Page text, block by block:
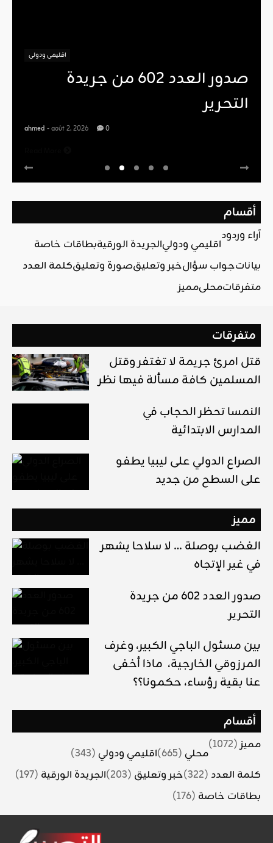
اقليمي ودولي
صدور العدد 602 من جريدة
التحرير
ahmed - août 2, 2026 0
أقسام
آراء وردود
اقليمي ودوليالجريدة الورقيةبطاقات خاصة
بياناتجواب سؤالخبر وتعليقصورة وتعليقكلمة العدد
متفرقاتمحليمميز
متفرقات
قتل امرئ جريمة لا تغتفر وقتل
المسلمين كافة مسألة فيها نظر
النمسا تحظر الحجاب في
المدارس الابتدائية
الصراع الدولي على ليبيا يطفو
على السطح من جديد
مميز
الغضب بوصلة … لا سلاحا يشهر
في غير الإتجاه
صدور العدد 602 من جريدة
التحرير
بين مسئول الباجي الكبير، وغرف
المرزوقي الخارجية، ماذا أخفى
عنا بقية رؤساء، حكمونا؟؟
أقسام
مميز(1072)
محلي (665) اقليمي ودولي (343)
كلمة العدد (322) خبر وتعليق (203) الجريدة الورقية (197)
بطاقات خاصة (176)